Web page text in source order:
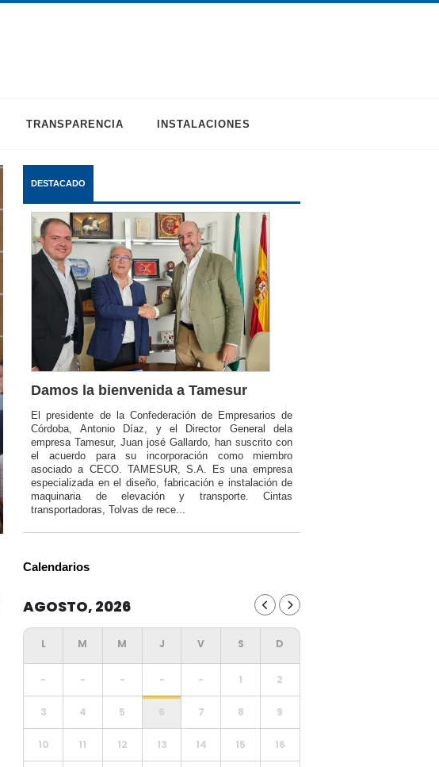
TRANSPARENCIA INSTALACIONES
DESTACADO
Damos la bienvenida a Tamesur
El presidente de la Confederación de Empresarios de
Córdoba, Antonio Díaz, y el Director General dela
empresa Tamesur, Juan josé Gallardo, han suscrito con
el acuerdo para su incorporación como miembro
asociado a CECO. TAMESUR, S.A. Es una empresa
especializada en el diseño, fabricación e instalación de
maquinaria de elevación y transporte. Cintas
transportadoras, Tolvas de rece...
Calendarios
AGOSTO, 2026
- - - - - 1 2
3 4 5 6 7 8 9
10 11 12 13 14 15 16